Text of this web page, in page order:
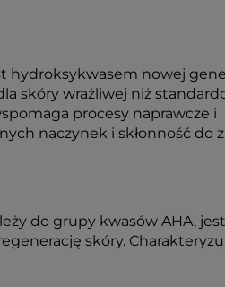
hydroksykwasem nowej
wrażliwej niż
procesy naprawcze
naczynek i skłonność do
do grupy kwasów AHA,
skóry.